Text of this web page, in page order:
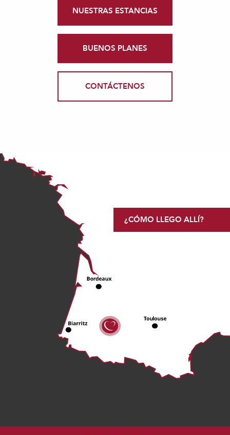
NUESTRAS ESTANCIAS
BUENOS PLANES
CONTÁCTENOS
¿CÓMO LLEGO ALLÍ?